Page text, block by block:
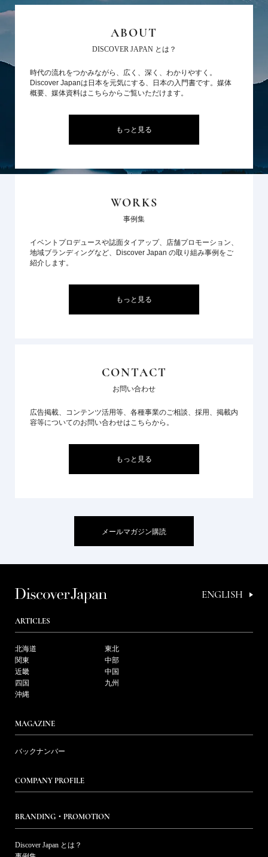
ABOUT
DISCOVER JAPAN とは？
時代の流れをつかみながら、広く、深く、わかりやすく。
Discover Japanは日本を元気にする、日本の入門書です。媒体
概要、媒体資料はこちらからご覧いただけます。
もっと見る
WORKS
事例集
イベントプロデュースや誌面タイアップ、店舗プロモーション、
地域ブランディングなど、Discover Japan の取り組み事例をご
紹介します。
もっと見る
CONTACT
お問い合わせ
広告掲載、コンテンツ活用等、各種事業のご相談、採用、掲載内
容等についてのお問い合わせはこちらから。
もっと見る
メールマガジン購読
ENGLISH
ARTICLES
北海道
東北
関東
中部
近畿
中国
四国
九州
沖縄
MAGAZINE
バックナンバー
COMPANY PROFILE
BRANDING・PROMOTION
Discover Japan とは？